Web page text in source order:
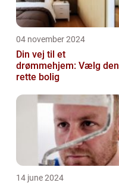
04 november 2024
Din vej til et
drømmehjem: Vælg den
rette bolig
14 june 2024